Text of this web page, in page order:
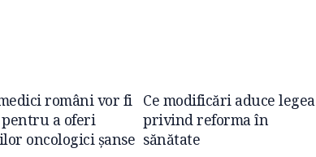
români vor fi
a oferi
oncologici șanse
Ce modificări aduce legea
privind reforma în
sănătate